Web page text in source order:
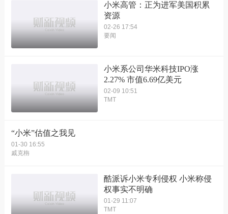
小米高管：正为进军美国积累
资源
02-26 17:54
要闻
小米系公司华米科技IPO涨
2.27% 市值6.69亿美元
02-09 10:51
TMT
“小米”估值之我见
01-30 16:55
戚克栴
酷派诉小米专利侵权 小米称侵
权事实不明确
01-29 11:07
TMT